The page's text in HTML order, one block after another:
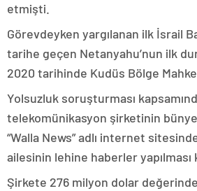
etmişti.
Görevdeyken yargılanan ilk İsrail
tarihe geçen Netanyahu’nun ilk
2020 tarihinde Kudüs Bölge
Yolsuzluk soruşturması
telekomünikasyon şirketinin
“Walla News” adlı internet
ailesinin lehine haberler yapılması
Şirkete 276 milyon dolar